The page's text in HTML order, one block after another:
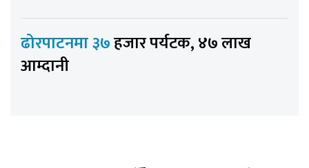
ढोरपाटनमा ३७हजार पर्यटक, ४७ लाख
आम्दानी